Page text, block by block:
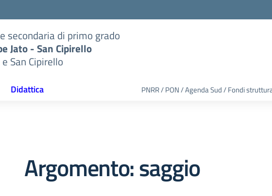
secondaria di primo grado
Jato - San Cipirello
San Cipirello
Didattica PNRR / PON / Agenda Sud / Fondi
Argomento: saggio